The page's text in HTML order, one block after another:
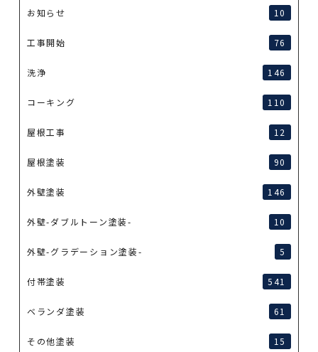
お知らせ 10
工事開始 76
洗浄 146
コーキング 110
屋根工事 12
屋根塗装 90
外壁塗装 146
外壁-ダブルトーン塗装- 10
外壁-グラデーション塗装- 5
付帯塗装 541
ベランダ塗装 61
その他塗装 15